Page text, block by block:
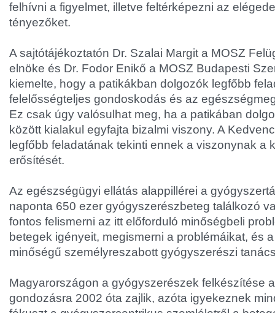
felhívni a figyelmet, illetve feltérképezni az
tényezőket.
A sajtótájékoztatón Dr. Szalai Margit a MOSZ
elnöke és Dr. Fodor Enikő a MOSZ Budapesti
kiemelte, hogy a patikákban dolgozók legfőbb
felelősségteljes gondoskodás és az
Ez csak úgy valósulhat meg, ha a patikában
között kialakul egyfajta bizalmi viszony. A
legfőbb feladatának tekinti ennek a viszonynak a
erősítését.
Az egészségügyi ellátás alappillérei a
naponta 650 ezer gyógyszerészbeteg találkozó
fontos felismerni az itt előforduló minőségbeli
betegek igényeit, megismerni a problémáikat, és
minőségű személyreszabott gyógyszerészi
Magyarországon a gyógyszerészek felkészítése
gondozásra 2002 óta zajlik, azóta igyekeznek